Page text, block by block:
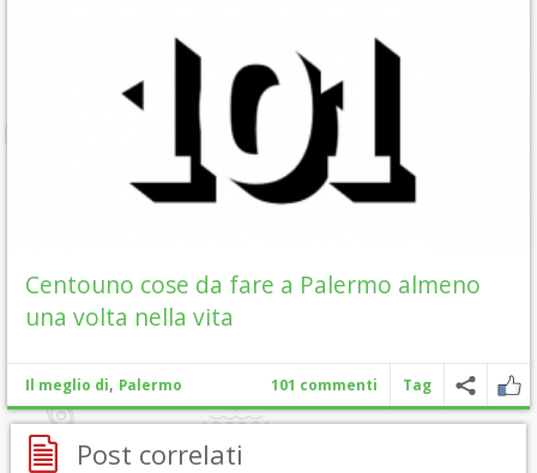
Centouno cose da fare a Palermo almeno
una volta nella vita
Il meglio di, Palermo 101 commenti Tag
Post correlati